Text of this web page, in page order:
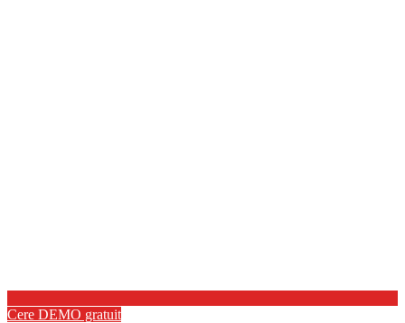
Cere DEMO gratuit